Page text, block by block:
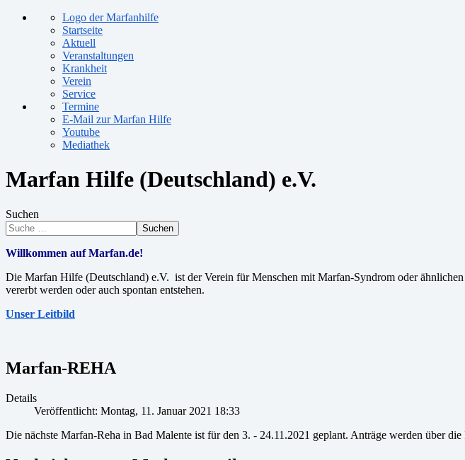
Logo der Marfanhilfe
Startseite
Aktuell
Veranstaltungen
Krankheit
Verein
Service
Termine
E-Mail zur Marfan Hilfe
Youtube
Mediathek
Marfan Hilfe (Deutschland) e.V.
Suchen
Suchen
Willkommen auf Marfan.de!
Die Marfan Hilfe (Deutschland) e.V. ist der Verein für Menschen mit Marfan-Syndrom oder
vererbt werden oder auch spontan entstehen.
Unser Leitbild
Marfan-REHA
Details
Veröffentlicht: Montag, 11. Januar 2021 18:33
Die nächste Marfan-Reha in Bad Malente ist für den 3. - 24.11.2021 geplant. Anträge werden über